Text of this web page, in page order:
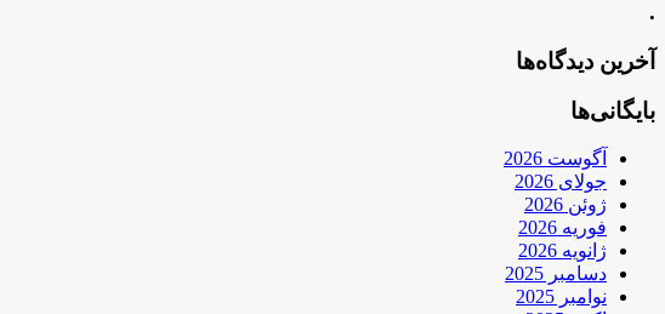
.
آخرین دیدگاه‌ها
بایگانی‌ها
آگوست 2026
جولای 2026
ژوئن 2026
فوریه 2026
ژانویه 2026
دسامبر 2025
نوامبر 2025